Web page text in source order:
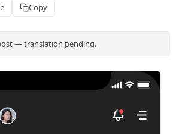
Copy
— translation pending.